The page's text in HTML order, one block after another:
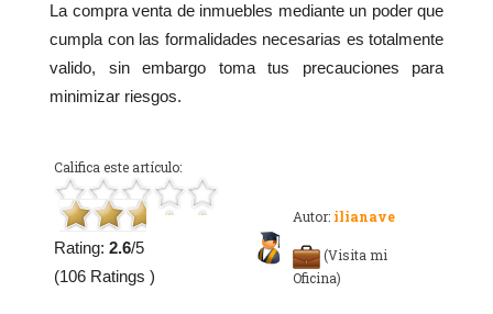
La compra venta de inmuebles mediante un poder que
cumpla con las formalidades necesarias es totalmente
valido, sin embargo toma tus precauciones para
minimizar riesgos.
Califica este artículo:
Rating: 2.6/5
(106 Ratings )
Autor: ilianave
(Visita mi
Oficina)